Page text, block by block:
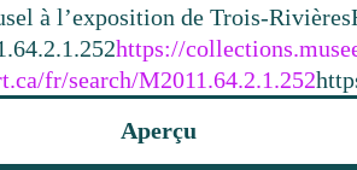
à l’exposition de Trois-Rivières
https://
fr/search/M2011.64.2.1.252
Aperçu